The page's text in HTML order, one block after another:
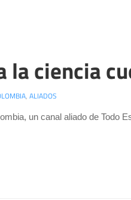
la ciencia
, ALIADOS
un canal aliado de Todo